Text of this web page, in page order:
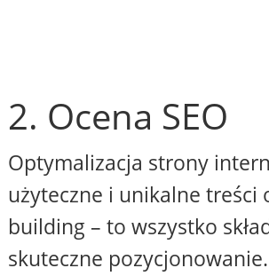
2. Ocena SEO
Optymalizacja strony
użyteczne i unikalne treści
building – to wszystko
skuteczne pozycjonowanie.